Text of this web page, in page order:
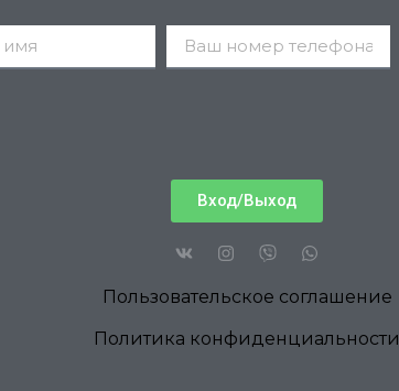
Вход/Выход
Пользовательское соглашение
Политика конфиденциальности